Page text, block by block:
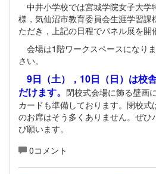
中井小学校では宮城学院女子大
様，気仙沼市教育委員会生涯学習課
ただき，上記の日程でパネル展を開
会場は1階ワークスペースになり
さい。
9日（土），10日（日）は校
だけます。 閉校式会場に飾る壁画
カードも準備しております。閉校
のお席はそう多くありません。ぜひ
び願います。
0コメント